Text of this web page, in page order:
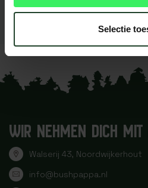
Selectie
keine reviews
WIR NEHMEN DICH MIT
Walserij 43, Noordwijkerhout
info@bushpappa.nl